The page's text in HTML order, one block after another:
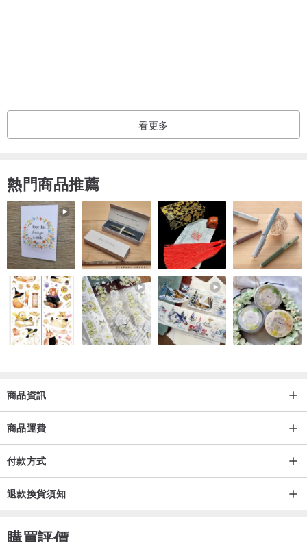
台灣 手工製作
看更多
熱門商品推薦
商品資訊
商品運費
付款方式
退款換貨須知
購買評價